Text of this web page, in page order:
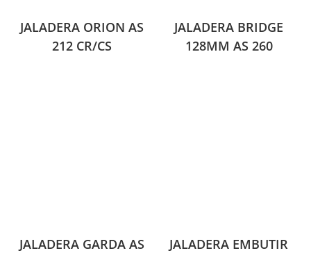
JALADERA ORION AS
212 CR/CS
JALADERA BRIDGE
128MM AS 260
JALADERA GARDA AS
JALADERA EMBUTIR